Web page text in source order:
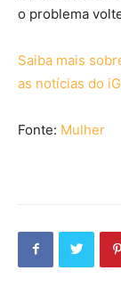
o problema
Saiba mais
as notícias do
Fonte: Mulher